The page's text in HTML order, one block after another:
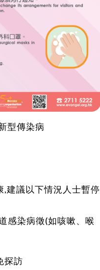
型傳染病
建議以下情況人士暫停
感染病徵(如咳嗽、喉
探訪